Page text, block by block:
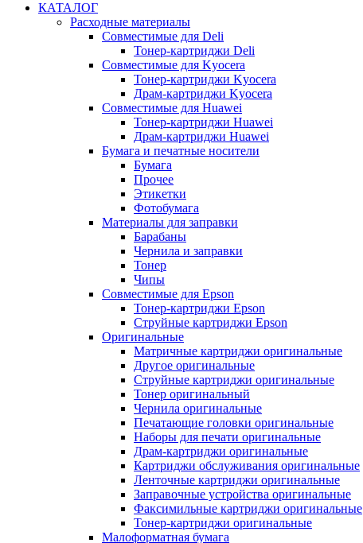
КАТАЛОГ
Расходные материалы
Совместимые для Deli
Тонер-картриджи Deli
Совместимые для Kyocera
Тонер-картриджи Kyocera
Драм-картриджи Kyocera
Совместимые для Huawei
Тонер-картриджи Huawei
Драм-картриджи Huawei
Бумага и печатные носители
Бумага
Прочее
Этикетки
Фотобумага
Материалы для заправки
Барабаны
Чернила и заправки
Тонер
Чипы
Совместимые для Epson
Тонер-картриджи Epson
Струйные картриджи Epson
Оригинальные
Матричные картриджи оригинальные
Другое оригинальные
Струйные картриджи оригинальные
Тонер оригинальный
Чернила оригинальные
Печатающие головки оригинальные
Наборы для печати оригинальные
Драм-картриджи оригинальные
Картриджи обслуживания оригинальные
Ленточные картриджи оригинальные
Заправочные устройства оригинальные
Факсимильные картриджи оригинальные
Тонер-картриджи оригинальные
Малоформатная бумага